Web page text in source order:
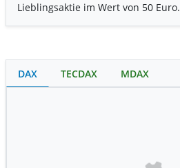
Lieblingsaktie im Wert von 50 Euro.
DAX TECDAX MDAX